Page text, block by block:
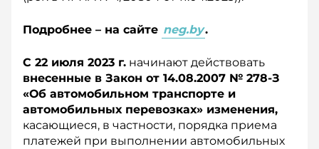
Подробнее – на сайте neg.by.
С 22 июля 2023 г. начинают действовать
внесенные в Закон от 14.08.2007 № 278-З
«Об автомобильном транспорте и
автомобильных перевозках» изменения,
касающиеся, в частности, порядка приема
платежей при выполнении автомобильных